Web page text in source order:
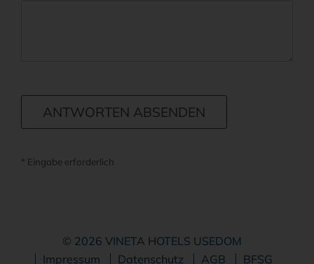
ANTWORTEN ABSENDEN
* Eingabe erforderlich
© 2026 VINETA HOTELS USEDOM
Navigation
Impressum Datenschutz AGB BFSG